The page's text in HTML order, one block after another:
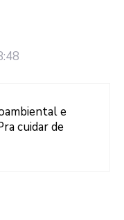
e
cuidar de